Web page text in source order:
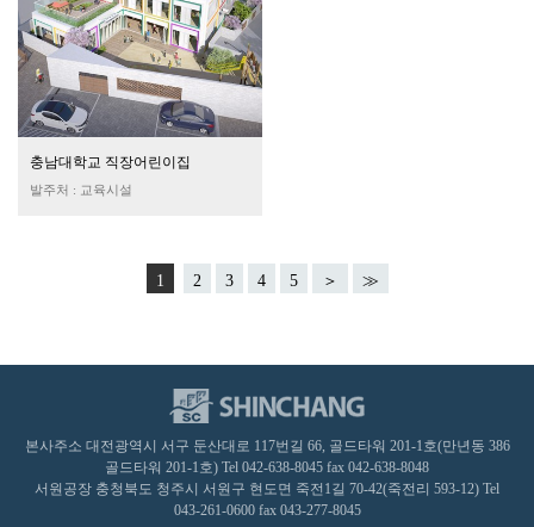
충남대학교 직장어린이집
발주처 : 교육시설
1 2 3 4 5 ＞ ≫
본사주소 대전광역시 서구 둔산대로 117번길 66, 골드타워 201-1호(만년동 386
골드타워 201-1호) Tel 042-638-8045 fax 042-638-8048
서원공장 충청북도 청주시 서원구 현도면 죽전1길 70-42(죽전리 593-12) Tel
043-261-0600 fax 043-277-8045